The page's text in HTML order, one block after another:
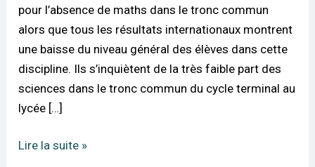
pour l’absence de maths dans le tronc commun
alors que tous les résultats internationaux montrent
une baisse du niveau général des élèves dans cette
discipline. Ils s’inquiètent de la très faible part des
sciences dans le tronc commun du cycle terminal au
lycée […]
commun
de
la
voie
générale
au
Lire la suite »